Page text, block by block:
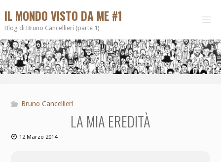
IL MONDO VISTO DA ME #1
Blog di Bruno Cancellieri (parte 1)
Bruno Cancellieri
LA MIA EREDITÀ
12 Marzo 2014